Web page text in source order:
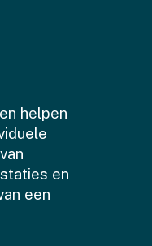
helpen
en
een